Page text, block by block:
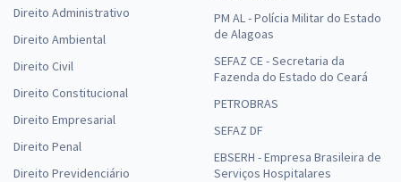
Direito Administrativo
Direito Ambiental
Direito Civil
Direito Constitucional
Direito Empresarial
Direito Penal
Direito Previdenciário
PM AL - Polícia Militar do Estado
de Alagoas
SEFAZ CE - Secretaria da
Fazenda do Estado do Ceará
PETROBRAS
SEFAZ DF
EBSERH - Empresa Brasileira de
Serviços Hospitalares